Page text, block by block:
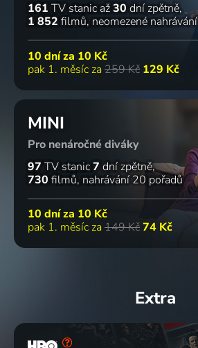
161 TV stanic až30 dní zpětně
1 852 filmů neomezené nahrávání
10 dní za 10 Kč
pak 1. měsíc za 259 Kč 129 Kč
MINI
Pro nenáročné diváky
97 TV stanic7 dní zpětně
730 filmů nahrávání 20 pořadů
10 dní za 10 Kč
pak 1. měsíc za 149 Kč74 Kč
Extra